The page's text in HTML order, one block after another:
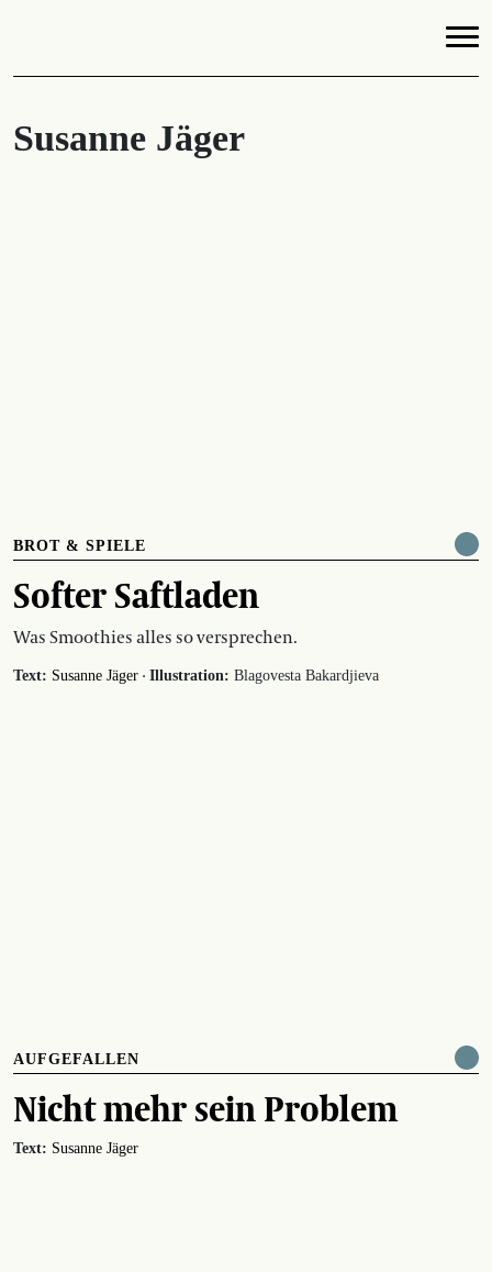
Susanne Jäger
BROT & SPIELE
Softer Saftladen
Was Smoothies alles so versprechen.
Text: Susanne Jäger · Illustration: Blagovesta Bakardjieva
AUFGEFALLEN
Nicht mehr sein Problem
Text: Susanne Jäger